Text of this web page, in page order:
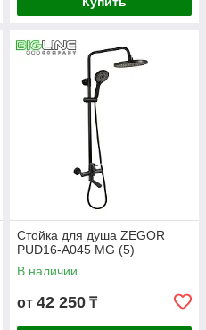
Стойка для душа ZEGOR
PUD16-A045 MG (5)
В наличии
от 42 250 ₸